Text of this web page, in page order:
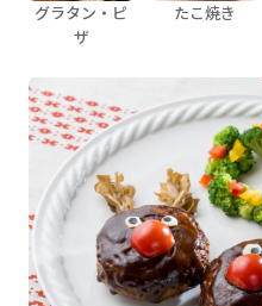
グラタン・ピ
ザ
たこ焼き